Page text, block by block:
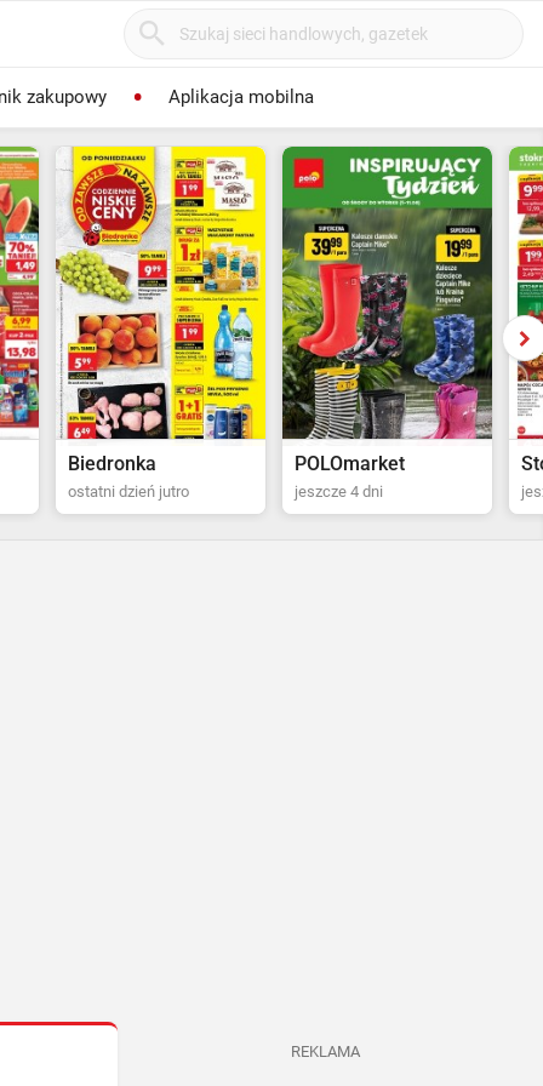
zakupowy Aplikacja mobilna
POLOmarket
jeszcze 4 dni jeszcze 5 dni za
REKLAMA